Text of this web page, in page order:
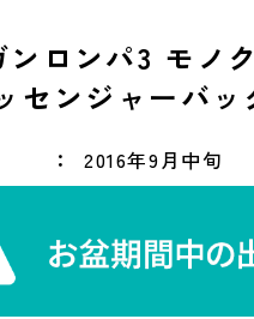
ンロンパ3 モノ
センジャーバッ
2016年9月中旬